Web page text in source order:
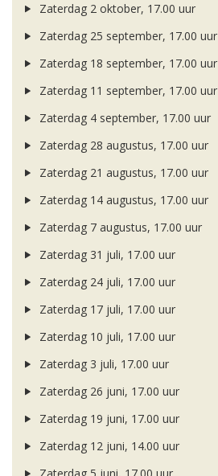
Zaterdag 2 oktober, 17.00 uur
Zaterdag 25 september, 17.00 uur
Zaterdag 18 september, 17.00 uur
Zaterdag 11 september, 17.00 uur
Zaterdag 4 september, 17.00 uur
Zaterdag 28 augustus, 17.00 uur
Zaterdag 21 augustus, 17.00 uur
Zaterdag 14 augustus, 17.00 uur
Zaterdag 7 augustus, 17.00 uur
Zaterdag 31 juli, 17.00 uur
Zaterdag 24 juli, 17.00 uur
Zaterdag 17 juli, 17.00 uur
Zaterdag 10 juli, 17.00 uur
Zaterdag 3 juli, 17.00 uur
Zaterdag 26 juni, 17.00 uur
Zaterdag 19 juni, 17.00 uur
Zaterdag 12 juni, 14.00 uur